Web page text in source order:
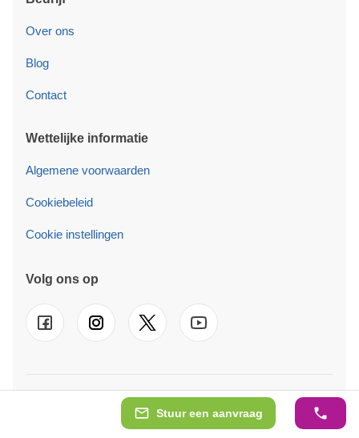
Stuur een aanvraag
Over ons
Blog
Contact
Wettelijke informatie
Algemene voorwaarden
Cookiebeleid
Cookie instellingen
Volg ons op
© 2026 Pineca B.V. Wij zijn ook actief inUK-FR- -IT-
PL-IE